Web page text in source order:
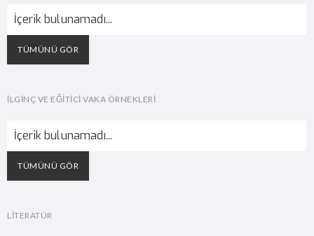
İçerik bulunamadı...
TÜMÜNÜ GÖR
İLGINÇ VE EĞITICI VAKA ÖRNEKLERI
İçerik bulunamadı...
TÜMÜNÜ GÖR
LİTERATÜR